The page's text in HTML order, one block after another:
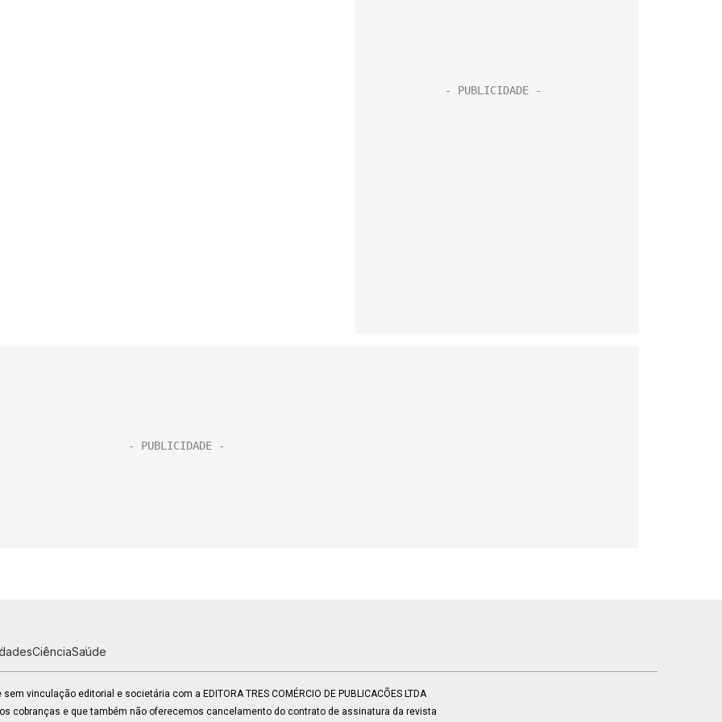
CiênciaSaúde
vinculação editorial e societária com a EDITORA TRES COMÉRCIO DE PUBLICACÕES LTDA
cobranças e que também não oferecemos cancelamento do contrato de assinatura da revista